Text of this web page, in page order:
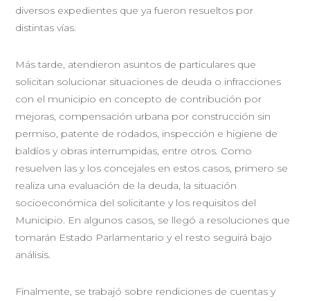
diversos expedientes que ya fueron resueltos por
distintas vías.
Más tarde, atendieron asuntos de particulares que
solicitan solucionar situaciones de deuda o infracciones
con el municipio en concepto de contribución por
mejoras, compensación urbana por construcción sin
permiso, patente de rodados, inspección e higiene de
baldíos y obras interrumpidas, entre otros. Como
resuelven las y los concejales en estos casos, primero se
realiza una evaluación de la deuda, la situación
socioeconómica del solicitante y los requisitos del
Municipio. En algunos casos, se llegó a resoluciones que
tomarán Estado Parlamentario y el resto seguirá bajo
análisis.
Finalmente, se trabajó sobre rendiciones de cuentas y